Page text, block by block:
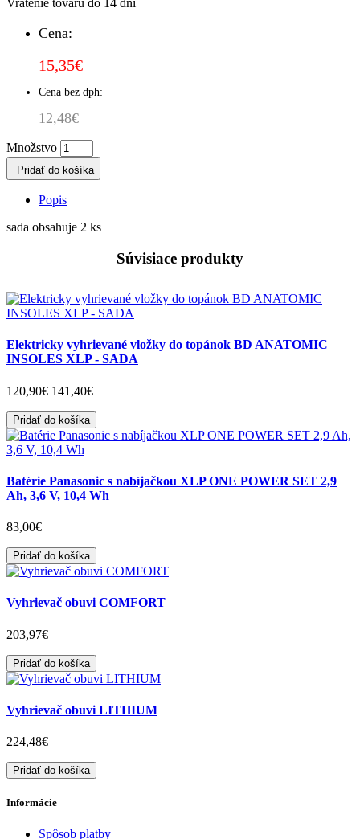
Vrátenie tovaru do 14 dní
Cena:
15,35€
Cena bez dph:
12,48€
Množstvo
Pridať do košíka
Popis
sada obsahuje 2 ks
Súvisiace produkty
Elektricky vyhrievané vložky do topánok BD ANATOMIC
INSOLES XLP - SADA
120,90€ 141,40€
Pridať do košíka
Batérie Panasonic s nabíjačkou XLP ONE POWER SET 2,9
Ah, 3,6 V, 10,4 Wh
83,00€
Pridať do košíka
Vyhrievač obuvi COMFORT
203,97€
Pridať do košíka
Vyhrievač obuvi LITHIUM
224,48€
Pridať do košíka
Informácie
Spôsob platby